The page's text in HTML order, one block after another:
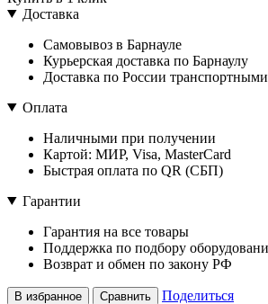
Доставка
Самовывоз в Барнауле
Курьерская доставка по Барнаулу
Доставка по России
Оплата
Наличными при получении
Картой: МИР, Visa, MasterCard
Быстрая оплата по QR (СБП)
Гарантии
Гарантия на все товары
Поддержка по подбору
Возврат и обмен по закону РФ
В избранное Сравнить
Поделиться